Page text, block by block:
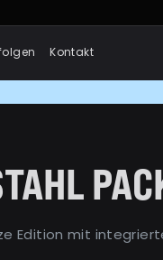
Kontakt
Edition mit